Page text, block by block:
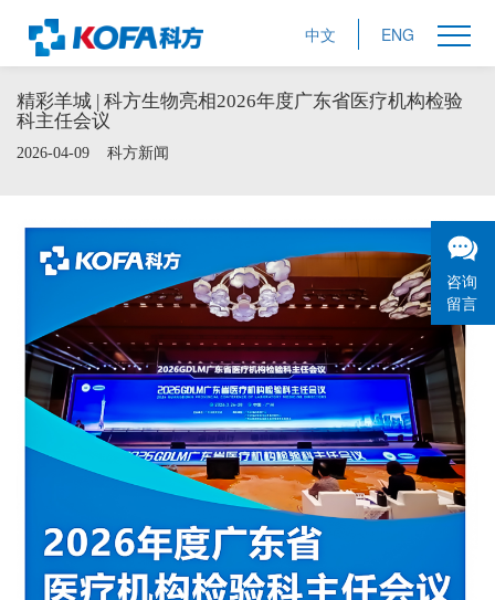
中文 ENG
精彩羊城 | 科方生物亮相2026年度广东省医疗机构检验
科主任会议
2026-04-09 科方新闻
咨询
留言